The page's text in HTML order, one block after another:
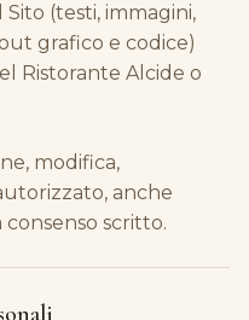
(testi, immagini,
grafico e codice)
Ristorante Alcide o
modifica,
anche
scritto.